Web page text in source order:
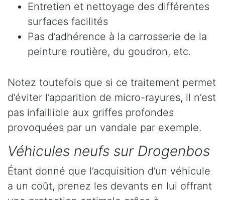
Entretien et nettoyage des différentes
surfaces facilités
Pas d’adhérence à la carrosserie de la
peinture routière, du goudron, etc.
Notez toutefois que si ce traitement permet
d’éviter l’apparition de micro-rayures, il n’est
pas infaillible aux griffes profondes
provoquées par un vandale par exemple.
Véhicules neufs sur Drogenbos
Étant donné que l’acquisition d’un véhicule
a un coût, prenez les devants en lui offrant